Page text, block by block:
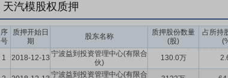
天汽模股权质押
序
号
质押开始日
期
股东名称
质押股份数量
(股)
占所持
1 2018-12-13 宁波益到投资管理中心(有限合
伙)
130.0万
宁波益到投资管理中心(有限合